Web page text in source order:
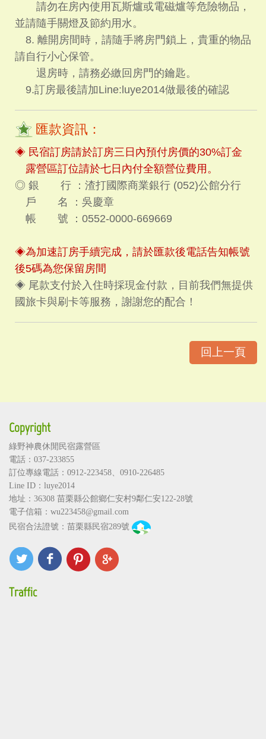
請勿在房內使用瓦斯爐或電磁爐等危險物品，
並請隨手關燈及節約用水。
8. 離開房間時，請隨手將房門鎖上，貴重的物品
請自行小心保管。
退房時，請務必繳回房門的鑰匙。
9.訂房最後請加Line:luye2014做最後的確認
匯款資訊：
◈ 民宿訂房請於訂房三日內預付房價的30%訂金
露營區訂位請於七日內付全額營位費用。
◎ 銀 行 ：渣打國際商業銀行 (052)公館分行
戶 名 ：吳慶章
帳 號 ：0552-0000-669669
◈為加速訂房手續完成，請於匯款後電話告知帳號
後5碼為您保留房間
◈ 尾款支付於入住時採現金付款，目前我們無提供
國旅卡與刷卡等服務，謝謝您的配合！
回上一頁
Copyright
綠野神農休閒民宿露營區
電話：037-233855
訂位專線電話： 0912-223458、 0910-226485
Line ID：luye2014
地址：36308 苗栗縣公館鄉仁安村9鄰仁安122-28號
電子信箱： wu223458@gmail.com
民宿合法證號：苗栗縣民宿289號
Traffic